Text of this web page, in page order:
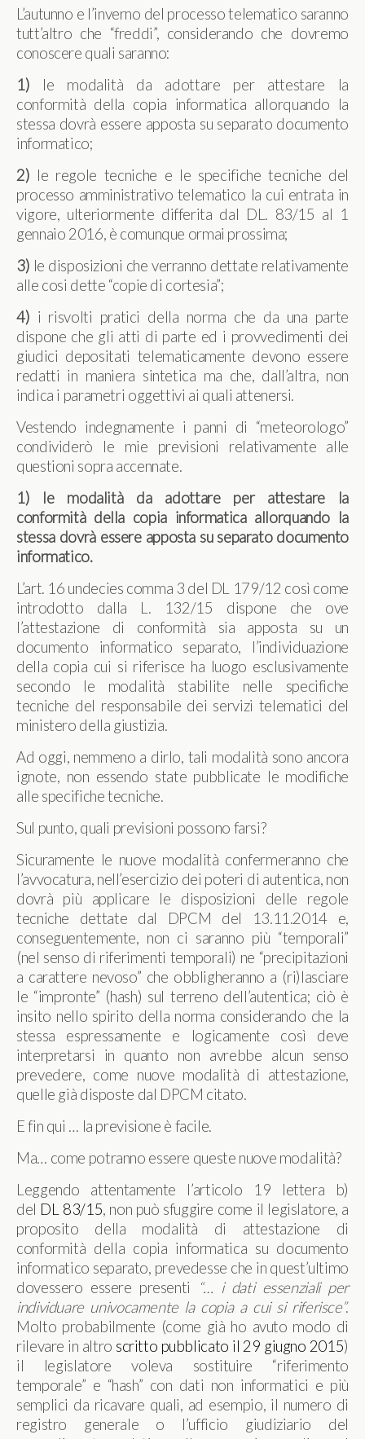
L’autunno e l’inverno del processo telematico saranno
tutt’altro che “freddi”, considerando che dovremo
conoscere quali saranno:
1) le modalità da adottare per attestare la
conformità della copia informatica allorquando la
stessa dovrà essere apposta su separato documento
informatico;
2) le regole tecniche e le specifiche tecniche del
processo amministrativo telematico la cui entrata in
vigore, ulteriormente differita dal DL. 83/15 al 1
gennaio 2016, è comunque ormai prossima;
3) le disposizioni che verranno dettate relativamente
alle cosi dette “copie di cortesia”;
4) i risvolti pratici della norma che da una parte
dispone che gli atti di parte ed i provvedimenti dei
giudici depositati telematicamente devono essere
redatti in maniera sintetica ma che, dall’altra, non
indica i parametri oggettivi ai quali attenersi.
Vestendo indegnamente i panni di “meteorologo”
condividerò le mie previsioni relativamente alle
questioni sopra accennate.
1)
le modalità da adottare per attestare la
conformità della copia informatica allorquando la
stessa dovrà essere apposta su separato documento
informatico.
L’art. 16 undecies comma 3 del DL 179/12 così come
introdotto dalla L. 132/15 dispone che ove
l’attestazione di conformità sia apposta su un
documento informatico separato, l’individuazione
della copia cui si riferisce ha luogo esclusivamente
secondo le modalità stabilite nelle specifiche
tecniche del responsabile dei servizi telematici del
ministero della giustizia.
Ad oggi, nemmeno a dirlo, tali modalità sono ancora
ignote, non essendo state pubblicate le modifiche
alle specifiche tecniche.
Sul punto, quali previsioni possono farsi?
Sicuramente le nuove modalità confermeranno che
l’avvocatura, nell’esercizio dei poteri di autentica, non
dovrà più applicare le disposizioni delle regole
tecniche dettate dal DPCM del 13.11.2014 e,
conseguentemente, non ci saranno più “temporali”
(nel senso di riferimenti temporali) ne “precipitazioni
a carattere nevoso” che obbligheranno a (ri)lasciare
le “impronte” (hash) sul terreno dell’autentica; ciò è
insito nello spirito della norma considerando che la
stessa espressamente e logicamente così deve
interpretarsi in quanto non avrebbe alcun senso
prevedere, come nuove modalità di attestazione,
quelle già disposte dal DPCM citato.
E fin qui … la previsione è facile.
Ma… come potranno essere queste nuove modalità?
Leggendo attentamente l’articolo 19 lettera b)
del DL 83/15, non può sfuggire come il legislatore, a
proposito della modalità di attestazione di
conformità della copia informatica su documento
informatico separato, prevedesse che in quest’ultimo
dovessero essere presenti
“… i dati essenziali per
individuare univocamente la copia a cui si riferisce”.
Molto probabilmente (come già ho avuto modo di
rilevare in altro scritto pubblicato il 29 giugno 2015)
il legislatore voleva sostituire “riferimento
temporale” e “hash” con dati non informatici e più
semplici da ricavare quali, ad esempio, il numero di
registro generale o l’ufficio giudiziario del